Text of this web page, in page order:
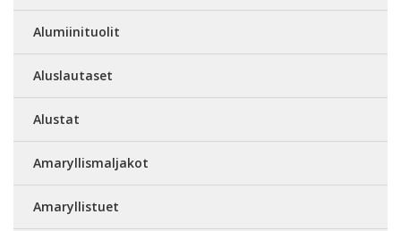
Alumiinituolit
Aluslautaset
Alustat
Amaryllismaljakot
Amaryllistuet